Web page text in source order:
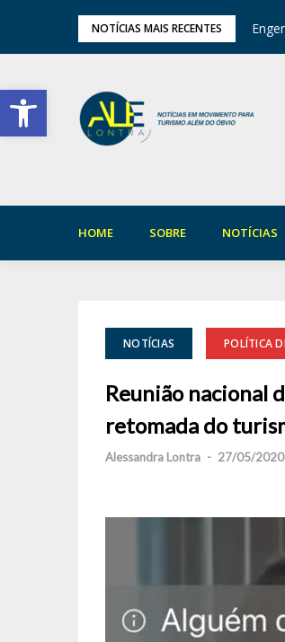
Barra de Ferramentas Aberta
NOTÍCIAS MAIS RECENTES
de Inverno das Serras
HOME SOBRE NOTÍCIAS
NOTÍCIAS POLÍTICA
Reunião nacional
retomada do
Alessandra Lontra - 27/05/2020